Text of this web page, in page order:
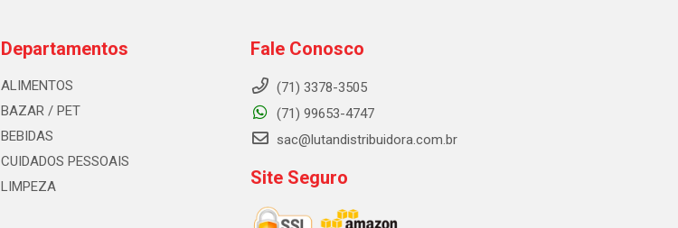
Departamentos
ALIMENTOS
BAZAR / PET
BEBIDAS
CUIDADOS PESSOAIS
LIMPEZA
Fale Conosco
(71) 3378-3505
(71) 99653-4747
sac@lutandistribuidora.com.br
Site Seguro